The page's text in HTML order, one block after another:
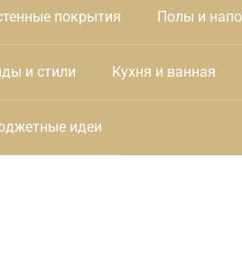
покрытия Полы и
и стили Кухня и ванная
идеи